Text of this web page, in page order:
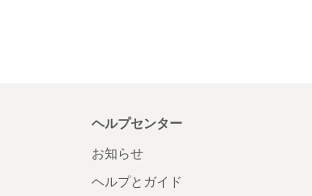
ヘルプセンター
お知らせ
ヘルプとガイド